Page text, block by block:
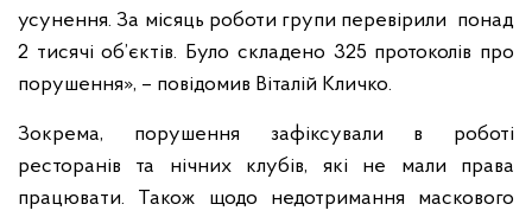
усунення. За місяць роботи групи перевірили понад
2 тисячі об’єктів. Було складено 325 протоколів про
порушення», – повідомив Віталій Кличко.
Зокрема, порушення зафіксували в роботі
ресторанів та нічних клубів, які не мали права
працювати. Також щодо недотримання маскового